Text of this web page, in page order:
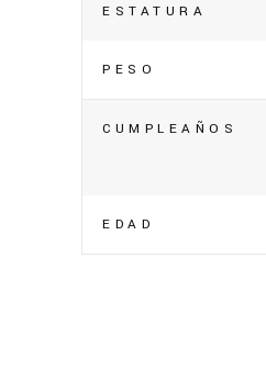
ESTATURA
PESO
CUMPLEAÑOS
EDAD